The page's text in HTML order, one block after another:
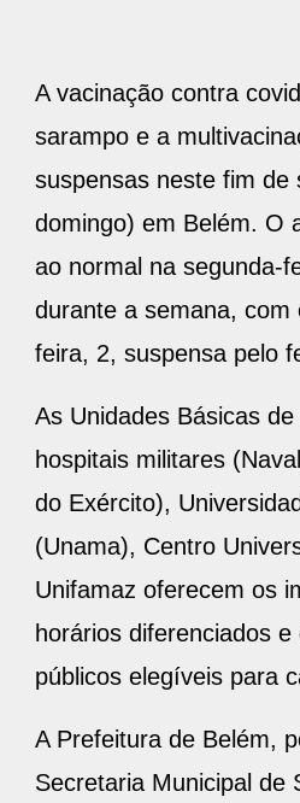
A vacinação contra
sarampo e a
suspensas neste fim de
domingo) em Belém. O
ao normal na segunda-
durante a semana, com
feira, 2, suspensa pelo
As Unidades Básicas
hospitais militares
do Exército),
(Unama), Centro
Unifamaz oferecem os
horários diferenciados
públicos elegíveis para
A Prefeitura de Belém,
Secretaria Municipal de